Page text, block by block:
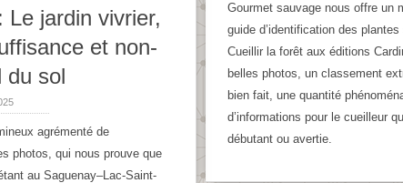
Gourmet sauvage nous offre un
guide d’identification des
Cueillir la forêt aux éditions
belles photos, un classement
bien fait, une quantité
d’informations pour le cueilleur
débutant ou avertie.
Le jardin vivrier,
et non-
du sol
agrémenté de
photos, qui nous prouve que
au Saguenay–Lac-Saint-